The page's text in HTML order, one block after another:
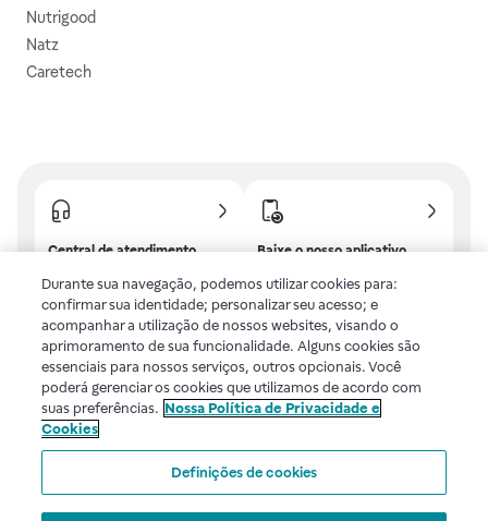
Nutrigood
Natz
Caretech
Central de atendimento
frequentes ou fale com a
gente.
Baixe o nosso aplicativo
benefícios exclusivos!
Uma empresa
Voltar ao topo
Durante sua navegação, podemos utilizar cookies para:
confirmar sua identidade; personalizar seu acesso; e
acompanhar a utilização de nossos websites, visando o
aprimoramento de sua funcionalidade. Alguns cookies são
essenciais para nossos serviços, outros opcionais. Você
poderá gerenciar os cookies que utilizamos de acordo com
suas preferências. Nossa Política de Privacidade e
Cookies
Definições de cookies